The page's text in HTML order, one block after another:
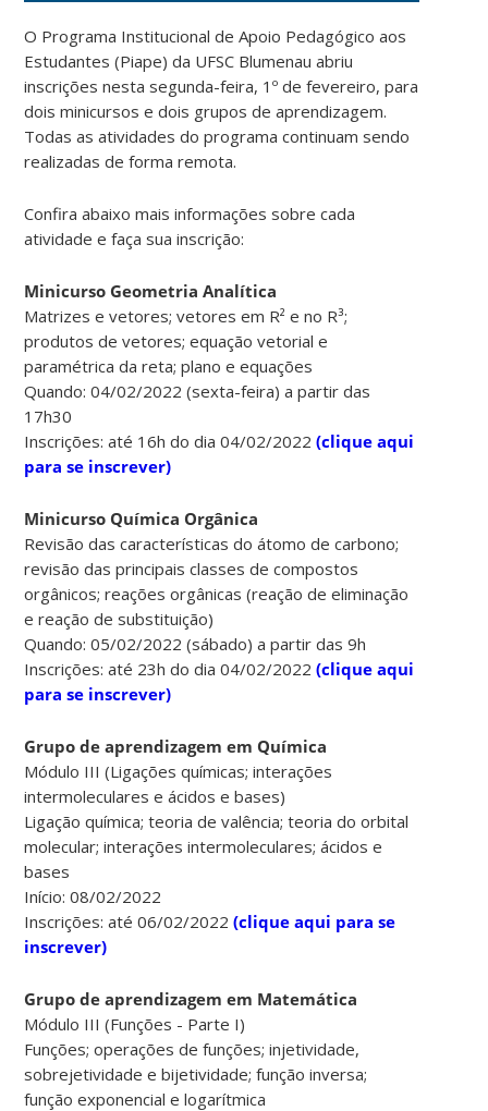
O Programa Institucional de Apoio Pedagógico aos
Estudantes (Piape) da UFSC Blumenau abriu
inscrições nesta segunda-feira, 1º de fevereiro, para
dois minicursos e dois grupos de aprendizagem.
Todas as atividades do programa continuam sendo
realizadas de forma remota.
Confira abaixo mais informações sobre cada
atividade e faça sua inscrição:
Minicurso Geometria Analítica
Matrizes e vetores; vetores em R² e no R³;
produtos de vetores; equação vetorial e
paramétrica da reta; plano e equações
Quando: 04/02/2022 (sexta-feira) a partir das
17h30
Inscrições: até 16h do dia 04/02/2022(clique aqui
para se inscrever)
Minicurso Química Orgânica
Revisão das características do átomo de carbono;
revisão das principais classes de compostos
orgânicos; reações orgânicas (reação de eliminação
e reação de substituição)
Quando: 05/02/2022 (sábado) a partir das 9h
Inscrições: até 23h do dia 04/02/2022(clique aqui
para se inscrever)
Grupo de aprendizagem em Química
Módulo III (Ligações químicas; interações
intermoleculares e ácidos e bases)
Ligação química; teoria de valência; teoria do orbital
molecular; interações intermoleculares; ácidos e
bases
Início: 08/02/2022
Inscrições: até 06/02/2022(clique aqui para se
inscrever)
Grupo de aprendizagem em Matemática
Módulo III (Funções - Parte I)
Funções; operações de funções; injetividade,
sobrejetividade e bijetividade; função inversa;
função exponencial e logarítmica